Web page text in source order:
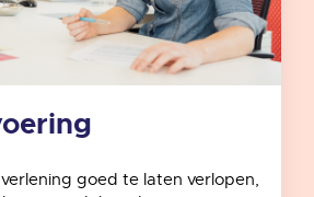
goed te laten verlopen,